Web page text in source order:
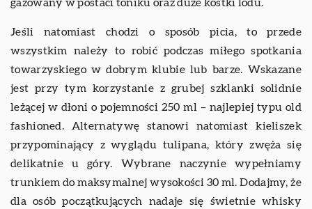
gazowany w postaci toniku oraz duże kostki lodu.
Jeśli natomiast chodzi o sposób picia, to przede
wszystkim należy to robić podczas miłego spotkania
towarzyskiego w dobrym klubie lub barze. Wskazane
jest przy tym korzystanie z grubej szklanki solidnie
leżącej w dłoni o pojemności 250 ml – najlepiej typu old
fashioned. Alternatywę stanowi natomiast kieliszek
przypominający z wyglądu tulipana, który zwęża się
delikatnie u góry. Wybrane naczynie wypełniamy
trunkiem do maksymalnej wysokości 30 ml. Dodajmy, że
dla osób początkujących nadaje się świetnie whisky